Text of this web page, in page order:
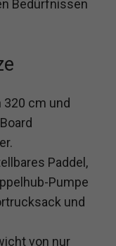
Bedürfnissen
320 cm und
Paddel,
Pumpe
und
von nur